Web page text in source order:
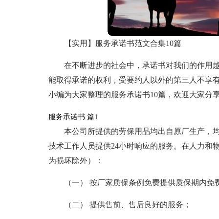
【实用】服务承诺书范文合集10篇
在不断进步的社会中，承诺书对我们的作用
能取得承诺的权利，受要约人以外的第三人不享
小编为大家整理的服务承诺书10篇，欢迎大家分
服务承诺书 篇1
本公司所提供的劳保用品均出自原厂生产，
技术工作人员提供24小时响应的服务。在人力和
为损坏除外）：
（一） 按厂家质保条例免费提供质保期内免
（二） 提供售前、售后良好的服务；